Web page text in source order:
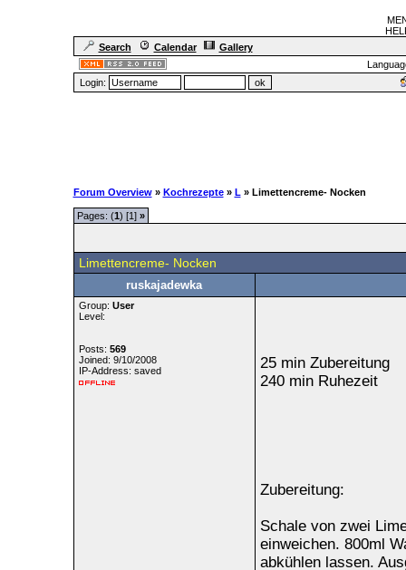
Search
Calendar
Gallery
Login:
Forum Overview » Kochrezepte » L » Limettencreme- Nocken
Pages: (1) [1] »
Limettencreme- Nocken
ruskajadewka
Group: User
Level:
Posts: 569
Joined: 9/10/2008
IP-Address: saved
25 min Zubereitung
240 min Ruhezeit
Zubereitung:
Schale von zwei
einweichen. 800ml
abkühlen lassen.